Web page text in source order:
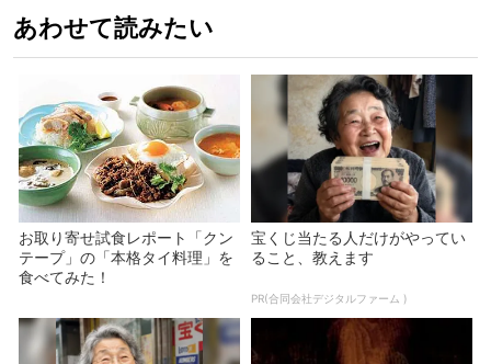
あわせて読みたい
お取り寄せ試食レポート「クン
テープ」の「本格タイ料理」を
食べてみた！
宝くじ当たる人だけがやってい
ること、教えます
PR(合同会社デジタルファーム )